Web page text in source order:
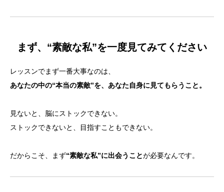
まず、“素敵な私”を一度見てみてください
レッスンでまず一番大事なのは、
あなたの中の“本当の素敵”を、あなた自身に見てもらうこと。
見ないと、脳にストックできない。
ストックできないと、目指すこともできない。
だからこそ、まず“素敵な私”に出会うことが必要なんです。